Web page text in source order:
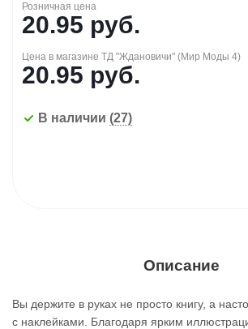
Розничная цена
20.95 руб.
Цена в магазине ТД "Ждановичи" (Мир Моды 4)
20.95 руб.
В наличии (27)
Описание
Вы держите в руках не просто книгу, а
с наклейками. Благодаря ярким